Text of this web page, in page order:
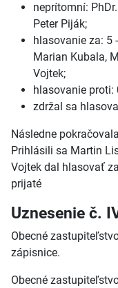
neprítomní:
Peter Piják;
hlasovanie za: 5
Marian Kubala,
Vojtek;
hlasovanie proti:
zdržal sa
Následne
Prihlásili sa Martin
Vojtek dal hlasovať
prijaté
Uznesenie č.
Obecné
zápisnice.
Obecné